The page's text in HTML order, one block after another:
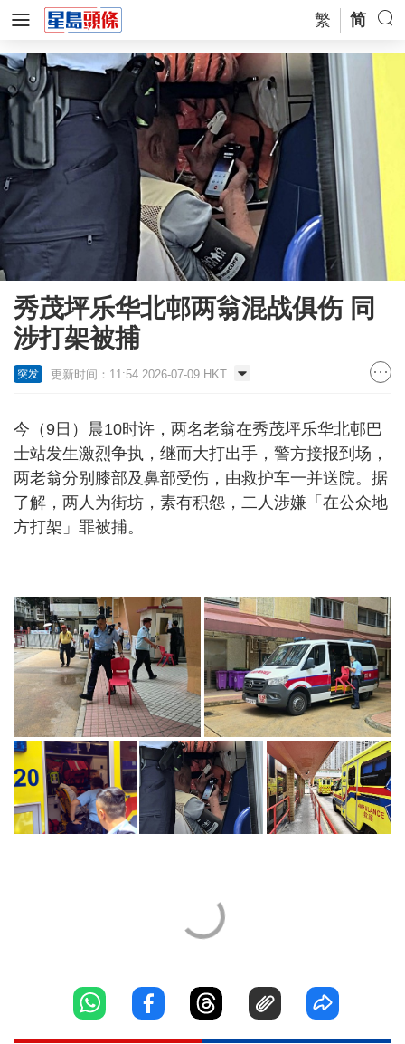
繁 简
秀茂坪乐华北邨两翁混战俱伤 同
涉打架被捕
突发 更新时间：11:54 2026-07-09 HKT
今（9日）晨10时许，两名老翁在秀茂坪乐华北邨巴
士站发生激烈争执，继而大打出手，警方接报到场，
两老翁分别膝部及鼻部受伤，由救护车一并送院。据
了解，两人为街坊，素有积怨，二人涉嫌「在公众地
方打架」罪被捕。